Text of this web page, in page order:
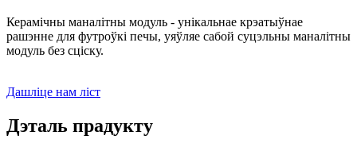
Керамічны маналітны модуль - унікальнае крэатыўнае
рашэнне для футроўкі печы, уяўляе сабой суцэльны маналітны
модуль без сціску.
Дашліце нам ліст
Дэталь прадукту